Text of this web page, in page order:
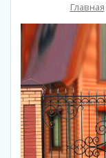
Главная